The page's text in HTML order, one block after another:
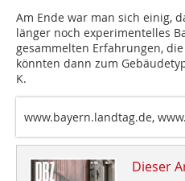
Am Ende war man sich einig,
länger noch experimentelles
gesammelten Erfahrungen,
könnten dann zum
K.
www.bayern.landtag.de,
Dieser